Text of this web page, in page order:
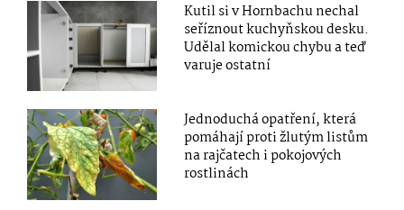
Kutil si v Hornbachu nechal
seříznout kuchyňskou desku.
Udělal komickou chybu a teď
varuje ostatní
Jednoduchá opatření, která
pomáhají proti žlutým listům
na rajčatech i pokojových
rostlinách